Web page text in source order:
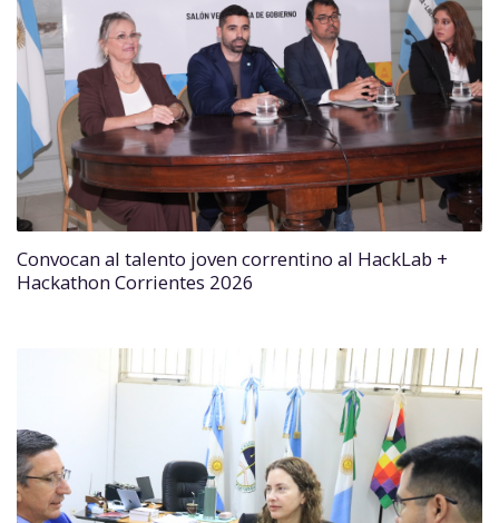
Convocan al talento joven correntino al HackLab +
Hackathon Corrientes 2026